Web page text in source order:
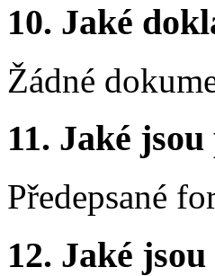
10. Jaké
Žádné
11. Jaké
Předepsané
12. Jaké